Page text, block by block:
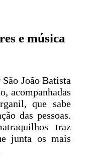
e música
São João Batista
acompanhadas
que sabe
das pessoas.
traz
junta os mais